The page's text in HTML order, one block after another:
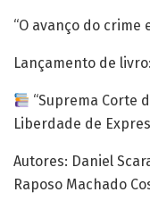
“O avanço do crime
Lançamento de livro:
“Suprema Corte
Liberdade de
Autores: Daniel
Raposo Machado